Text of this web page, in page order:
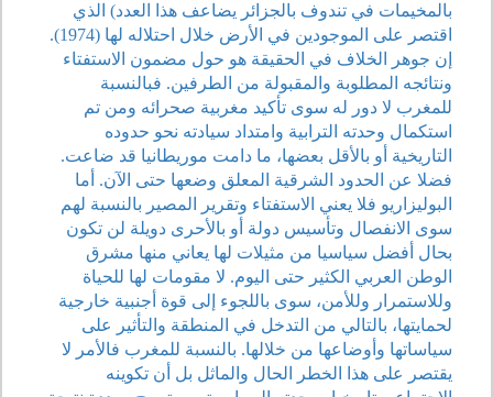
بالمخيمات في تندوف بالجزائر يضاعف هذا العدد) الذي
اقتصر على الموجودين في الأرض خلال احتلاله لها (1974).
إن جوهر الخلاف في الحقيقة هو حول مضمون الاستفتاء
ونتائجه المطلوبة والمقبولة من الطرفين. فبالنسبة
للمغرب لا دور له سوى تأكيد مغربية صحرائه ومن تم
استكمال وحدته الترابية وامتداد سيادته نحو حدوده
التاريخية أو بالأقل بعضها، ما دامت موريطانيا قد ضاعت.
فضلا عن الحدود الشرقية المعلق وضعها حتى الآن. أما
البوليزاريو فلا يعني الاستفتاء وتقرير المصير بالنسبة لهم
سوى الانفصال وتأسيس دولة أو بالأحرى دويلة لن تكون
بحال أفضل سياسيا من مثيلات لها يعاني منها مشرق
الوطن العربي الكثير حتى اليوم. لا مقومات لها للحياة
وللاستمرار وللأمن، سوى باللجوء إلى قوة أجنبية خارجية
لحمايتها، بالتالي من التدخل في المنطقة والتأثير على
سياساتها وأوضاعها من خلالها. بالنسبة للمغرب فالأمر لا
يقتصر على هذا الخطر الحال والماثل بل أن تكوينه